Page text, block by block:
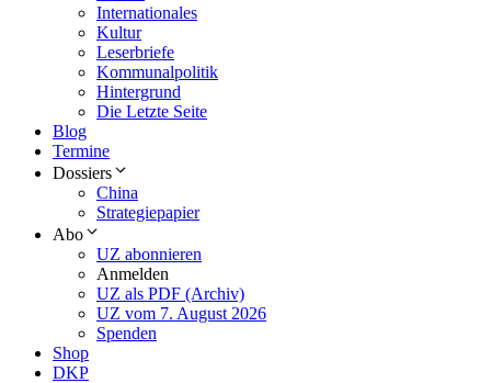
Internationales
Kultur
Leserbriefe
Kommunalpolitik
Hintergrund
Die Letzte Seite
Blog
Termine
Dossiers
China
Strategiepapier
Abo
UZ abonnieren
Anmelden
UZ als PDF (Archiv)
UZ vom 7. August 2026
Spenden
Shop
DKP